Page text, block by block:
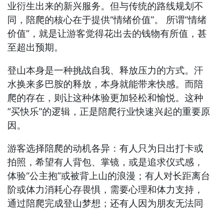
业衍生出来的新兴服务。但与传统的路线规划不
同，陪爬的核心在于提供“情绪价值”。 所谓“情绪
价值”，就是让游客觉得花出去的钱物有所值，甚
至超出预期。
登山本身是一种挑战自我、释放压力的方式。汗
水换来多巴胺的释放，本身就能带来快感。而陪
爬的存在，则让这种体验更加轻松和愉悦。这种
“买快乐”的逻辑，正是陪爬行业快速兴起的重要原
因。
游客选择陪爬的动机各异：有人只为日出打卡或
拍照，希望有人背包、掌镜，或是追求仪式感，
体验“公主抱”或被背上山的浪漫；有人对长距离台
阶或体力消耗心存畏惧，需要心理和体力支持，
通过陪爬完成登山梦想；还有人因为朋友无法同